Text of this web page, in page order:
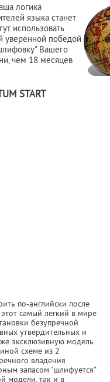
логика
языка станет
использовать
победой
Вашего
чем 18 месяцев
START
по-английски после
самый легкий в мире
безупречной
утвердительных и
эксклюзивную модель
схеме из 2
владения
запасом "шлифуется"
модели, так и в